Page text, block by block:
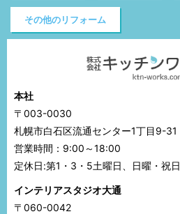
その他のリフォーム
本社
〒003-0030
札幌市白石区流通センター1丁目9-31
営業時間：9:00～18:00
定休日:第1・3・5土曜日、日曜・祝日
インテリアスタジオ大通
〒060-0042